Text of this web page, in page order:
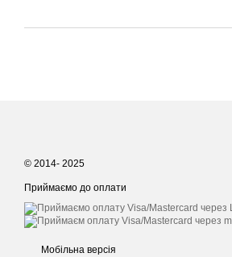
© 2014- 2025
Приймаємо до оплати
Мобільна версія